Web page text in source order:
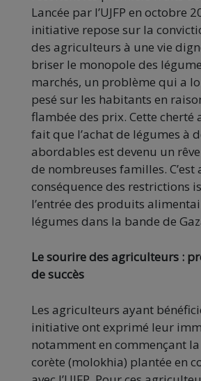
Lancée par l’UJFP en octobre
initiative repose sur la
des agriculteurs à une vie
briser le monopole des
marchés, un problème qui a
pesé sur les habitants en
flambée des prix. Cette cherté
fait que l’achat de légumes à
abordables est devenu un
de nombreuses familles. C’est
conséquence des restrictions
l’entrée des produits
légumes dans la bande de
Le sourire des agriculteurs :
de succès
Les agriculteurs ayant
initiative ont exprimé leur
notamment en commençant
corète (molokhia) plantée en